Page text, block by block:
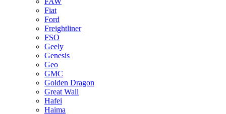
Fiat
Ford
Freightliner
FSO
Geely
Genesis
Geo
GMC
Golden Dragon
Great Wall
Hafei
Haima